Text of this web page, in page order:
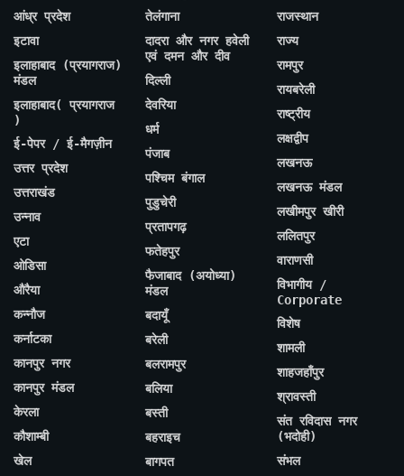
आंध्र प्रदेश
इटावा
इलाहाबाद (प्रयागराज)
मंडल
इलाहाबाद( प्रयागराज
)
ई-पेपर / ई-मैगज़ीन
उत्तर प्रदेश
उत्तराखंड
उन्नाव
एटा
ओडिसा
औरैया
कन्नौज
कर्नाटका
कानपुर नगर
कानपुर मंडल
केरला
कौशाम्बी
खेल
तेलंगाना
दादरा और नगर हवेली
एवं दमन और दीव
दिल्ली
देवरिया
धर्म
पंजाब
पश्चिम बंगाल
पुडुचेरी
प्रतापगढ़
फतेहपुर
फैजाबाद (अयोध्या)
मंडल
बदायूँ
बरेली
बलरामपुर
बलिया
बस्ती
बहराइच
बागपत
राजस्थान
राज्य
रामपुर
रायबरेली
राष्ट्रीय
लक्षद्वीप
लखनऊ
लखनऊ मंडल
लखीमपुर खीरी
ललितपुर
वाराणसी
विभागीय /
Corporate
विशेष
शामली
शाहजहाँपुर
श्रावस्ती
संत रविदास नगर
(भदोही)
संभल